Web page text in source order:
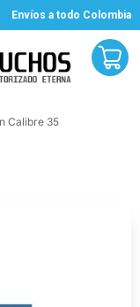
Envíos a todo Colombia
Calibre 35